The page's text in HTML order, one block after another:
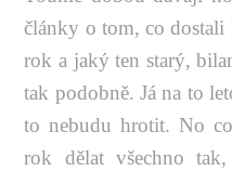
články o tom, co
rok a jaký ten starý,
tak podobně. Já na to
to nebudu hrotit. No
rok dělat všechno